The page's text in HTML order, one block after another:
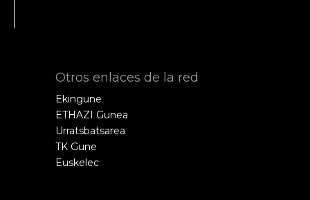
Otros enlaces de la red
Ekingune
ETHAZI Gunea
Urratsbatsarea
TK Gune
Euskelec